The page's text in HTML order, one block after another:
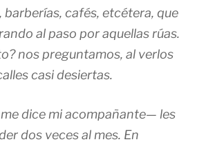
barberías, cafés, etcétera, que
al paso por aquellas rúas.
nos preguntamos, al verlos
casi desiertas.
dice mi acompañante— les
dos veces al mes. En